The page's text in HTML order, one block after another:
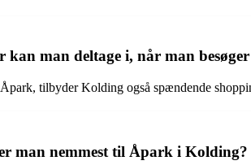
kan man deltage i, når man
tilbyder Kolding også spændende
man nemmest til Åpark i Kolding?